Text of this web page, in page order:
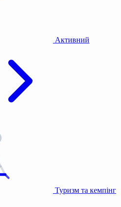
Активний
Туризм та кемпінг